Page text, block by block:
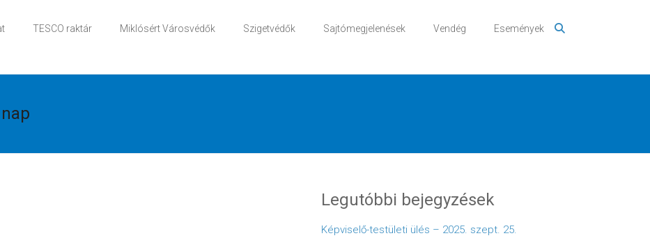
TESCO raktár Miklósért Városvédők Szigetvédők Sajtómegjelenések Vendég Események
Legutóbbi bejegyzések
Képviselő-testületi ülés – 2025. szept. 25.